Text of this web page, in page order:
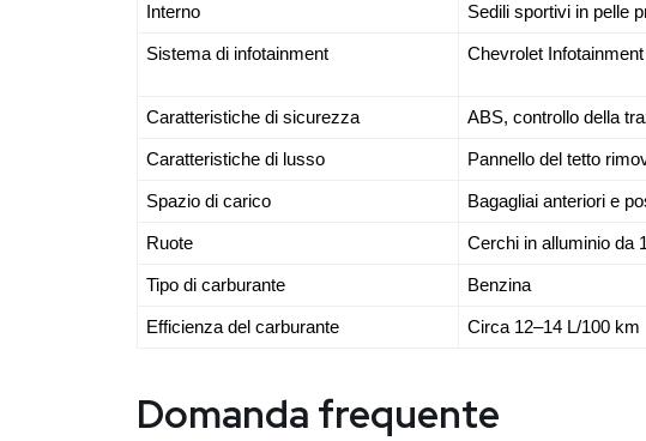
Interno Sedili sportivi in ​​pelle
Sistema di infotainment Chevrolet
Caratteristiche di sicurezza ABS, controllo della
Caratteristiche di lusso Pannello del tetto
Spazio di carico Bagagliai anteriori e
Ruote Cerchi in alluminio da
Tipo di carburante Benzina
Efficienza del carburante Circa 12–14 L/100 km
Domanda frequente